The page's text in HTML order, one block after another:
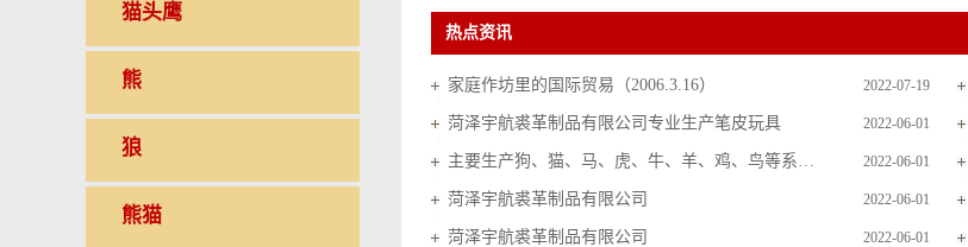
猫头鹰
熊
狼
熊猫
热点资讯
2022-07-19
家庭作坊里的国际贸易（2006.3.16）
2022-06-01
菏泽宇航裘革制品有限公司专业生产笔皮玩具
2022-06-01
主要生产狗、猫、马、虎、牛、羊、鸡、鸟等系列毛皮玩具
2022-06-01
菏泽宇航裘革制品有限公司
2022-06-01
菏泽宇航裘革制品有限公司